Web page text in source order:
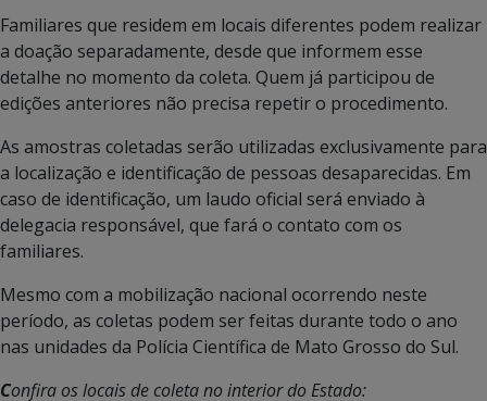
Familiares que residem em locais diferentes podem realizar
a doação separadamente, desde que informem esse
detalhe no momento da coleta. Quem já participou de
edições anteriores não precisa repetir o procedimento.
As amostras coletadas serão utilizadas exclusivamente para
a localização e identificação de pessoas desaparecidas. Em
caso de identificação, um laudo oficial será enviado à
delegacia responsável, que fará o contato com os
familiares.
Mesmo com a mobilização nacional ocorrendo neste
período, as coletas podem ser feitas durante todo o ano
nas unidades da Polícia Científica de Mato Grosso do Sul.
Confira os locais de coleta no interior do Estado: